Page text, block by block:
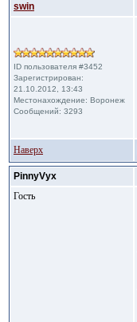
swin
ID пользователя #3452
Зарегистрирован:
21.10.2012, 13:43
Местонахождение: Воронеж
Сообщений: 3293
Наверх
PinnyVyx
Гость